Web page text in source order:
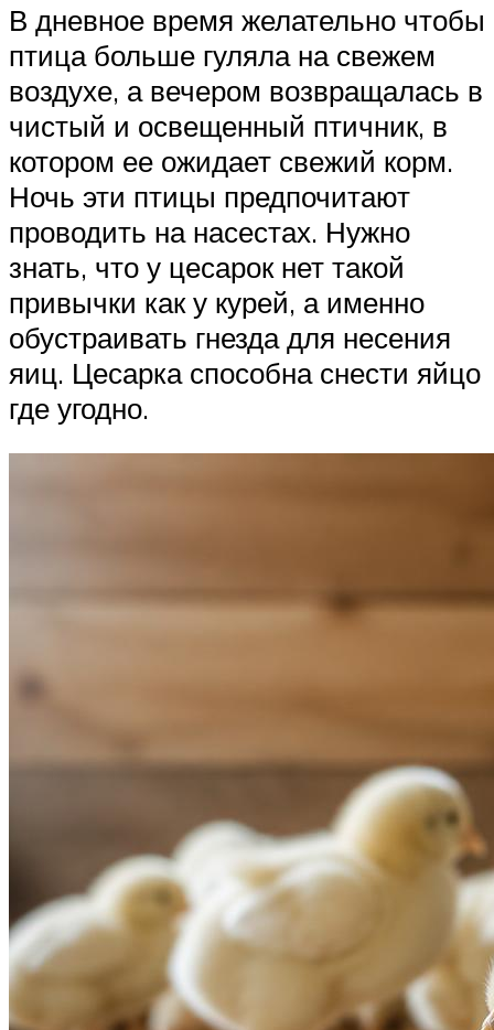
В дневное время желательно чтобы
птица больше гуляла на свежем
воздухе, а вечером возвращалась в
чистый и освещенный птичник, в
котором ее ожидает свежий корм.
Ночь эти птицы предпочитают
проводить на насестах. Нужно
знать, что у цесарок нет такой
привычки как у курей, а именно
обустраивать гнезда для несения
яиц. Цесарка способна снести яйцо
где угодно.